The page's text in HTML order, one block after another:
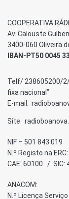
COOPERATIVA
Av. Calouste
3400-060 Oliveira
IBAN-PT50 0045
Telf/ 238605200/
fixa nacional”
E-mail:
Site:
NIF – 501 843 019
N.º Registo na
CAE: 60100 / SIC:
ANACOM:
N.º Licença